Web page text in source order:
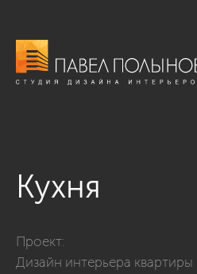
Кухня
Проект:
Дизайн интерьера